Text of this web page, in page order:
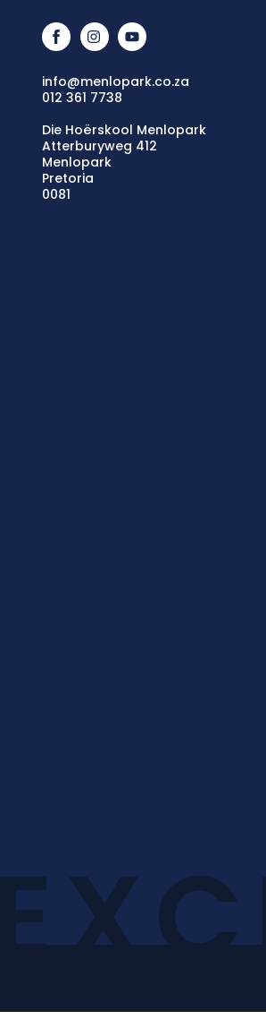
info@menlopark.co.za
012 361 7738
Die Hoërskool Menlopark
Atterburyweg 412
Menlopark
Pretoria
0081